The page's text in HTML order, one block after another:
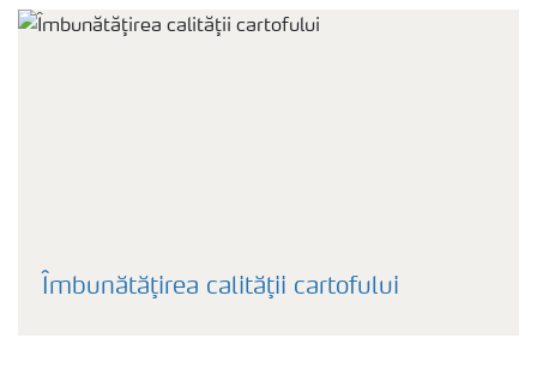
Îmbunătăţirea calităţii cartofului